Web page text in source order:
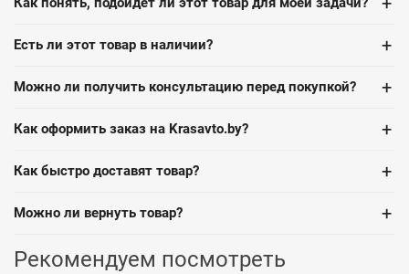
Есть ли этот товар в наличии? +
Можно ли получить консультацию перед покупкой? +
Как оформить заказ на Krasavto.by? +
Как быстро доставят товар? +
Можно ли вернуть товар? +
Рекомендуем посмотреть